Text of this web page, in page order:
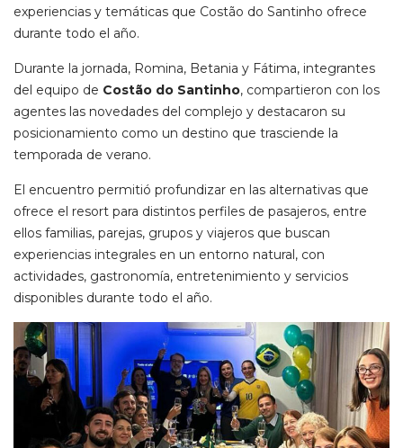
experiencias y temáticas que Costão do Santinho ofrece
durante todo el año.
Durante la jornada, Romina, Betania y Fátima, integrantes
del equipo de Costão do Santinho, compartieron con los
agentes las novedades del complejo y destacaron su
posicionamiento como un destino que trasciende la
temporada de verano.
El encuentro permitió profundizar en las alternativas que
ofrece el resort para distintos perfiles de pasajeros, entre
ellos familias, parejas, grupos y viajeros que buscan
experiencias integrales en un entorno natural, con
actividades, gastronomía, entretenimiento y servicios
disponibles durante todo el año.